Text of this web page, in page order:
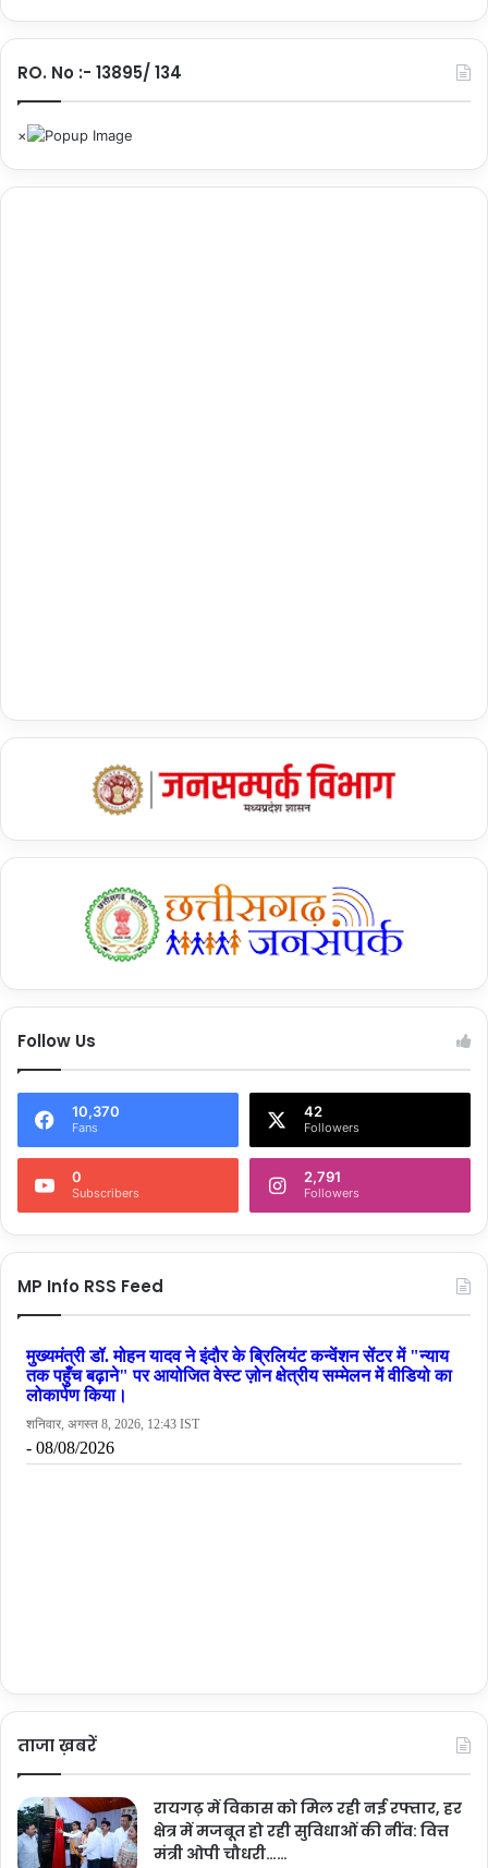
RO. No :- 13895/ 134
Follow Us
10,370
Fans
42
Followers
0
Subscribers
2,791
Followers
MP Info RSS Feed
ताजा ख़बरें
रायगढ़ में विकास को मिल रही नई रफ्तार, हर
क्षेत्र में मजबूत हो रही सुविधाओं की नींव: वित्त
मंत्री ओपी चौधरी……